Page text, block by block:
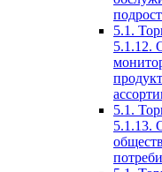
5.1.
5.1.12.
5.1.
5.1.13.